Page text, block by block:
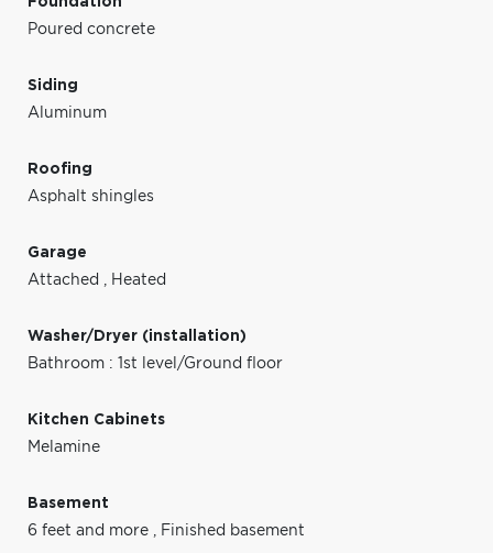
Poured concrete
Siding
Aluminum
Roofing
Asphalt shingles
Garage
Attached , Heated
Washer/Dryer (installation)
Bathroom : 1st level/Ground floor
Kitchen Cabinets
Melamine
Basement
6 feet and more , Finished basement